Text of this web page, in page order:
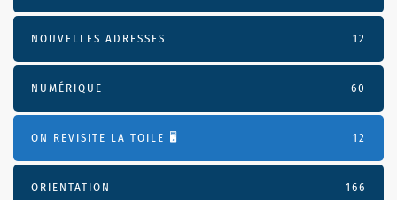
NOUVELLES ADRESSES 12
NUMÉRIQUE 60
ON REVISITE LA TOILE 🖥️ 12
ORIENTATION 166